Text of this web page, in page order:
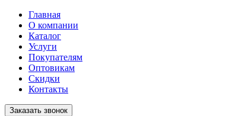
Главная
О компании
Каталог
Услуги
Покупателям
Оптовикам
Скидки
Контакты